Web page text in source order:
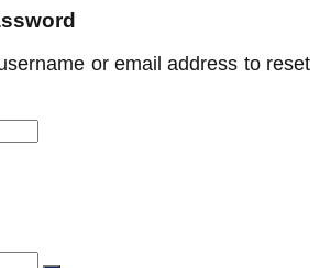
or email address to reset